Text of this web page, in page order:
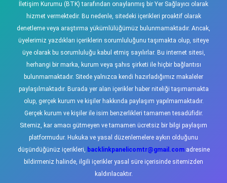
İletişim Kurumu (BTK) tarafından onaylanmış bir Yer Sağlayıcı olarak
hizmet vermektedir. Bu nedenle, sitedeki içerikleri proaktif olarak
denetleme veya araştırma yükümlülüğümüz bulunmamaktadır. Ancak,
üyelerimiz yazdıkları içeriklerin sorumluluğunu taşımakta olup, siteye
üye olarak bu sorumluluğu kabul etmiş sayılırlar. Bu internet sitesi,
herhangi bir marka, kurum veya şahıs şirketi ile hiçbir bağlantısı
bulunmamaktadır. Sitede yalnızca kendi hazırladığımız makaleler
paylaşılmaktadır. Burada yer alan içerikler haber niteliği taşımamakta
olup, gerçek kurum ve kişiler hakkında paylaşım yapılmamaktadır.
Gerçek kurum ve kişiler ile isim benzerlikleri tamamen tesadüfidir.
Sitemiz, kar amacı gütmeyen ve tamamen ücretsiz bir bilgi paylaşım
platformudur. Hukuka ve yasal düzenlemelere aykırı olduğunu
düşündüğünüz içerikleri, backlinkpanelicomtr@gmail.comadresine
bildirmeniz halinde, ilgili içerikler yasal süre içerisinde sitemizden
kaldırılacaktır.